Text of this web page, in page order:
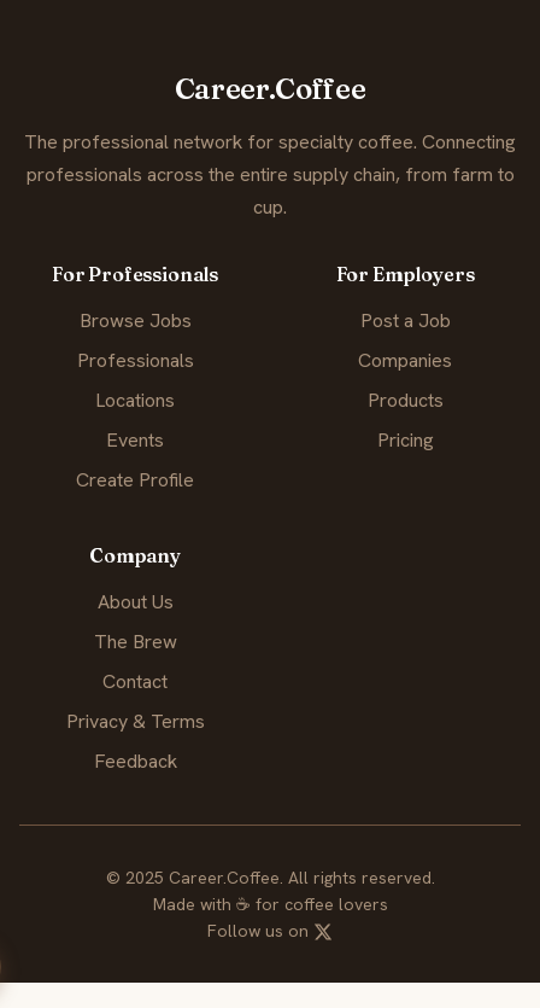
Career.Coffee
The professional network for specialty coffee. Connecting
professionals across the entire supply chain, from farm to
cup.
For Professionals
Browse Jobs
Professionals
Locations
Events
Create Profile
For Employers
Post a Job
Companies
Products
Pricing
Company
About Us
The Brew
Contact
Privacy & Terms
Feedback
© 2025 Career.Coffee. All rights reserved.
Made with ☕ for coffee lovers
Follow us on